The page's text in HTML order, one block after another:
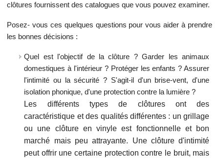
clôtures fournissent des catalogues que vous pouvez examiner.
Posez- vous ces quelques questions pour vous aider à prendre
les bonnes décisions :
Quel est l'objectif de la clôture ? Garder les animaux
domestiques à l'intérieur ? Protéger les enfants ? Assurer
l'intimité ou la sécurité ? S'agit-il d'un brise-vent, d'une
isolation phonique, d'une protection contre la lumière ?
Les différents types de clôtures ont des
caractéristique et des qualités différentes : un grillage
ou une clôture en vinyle est fonctionnelle et bon
marché mais peu attrayante. Une clôture d'intimité
peut offrir une certaine protection contre le bruit, mais